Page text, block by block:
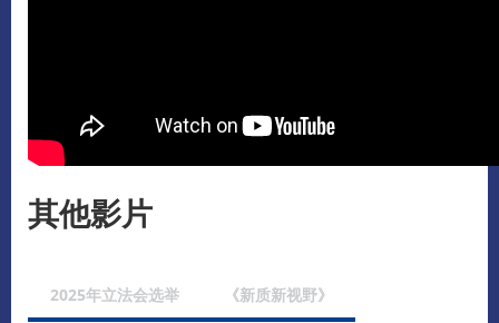
其他影片
2025年立法会选举 《新质新视野》